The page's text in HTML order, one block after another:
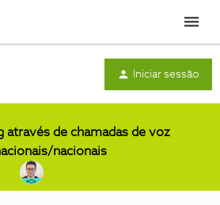
Menu
Iniciar sessão
através de chamadas de voz
nacionais